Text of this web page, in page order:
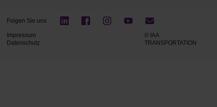
Folgen Sie uns
Impressum
Datenschutz
© IAA
TRANSPORTATION